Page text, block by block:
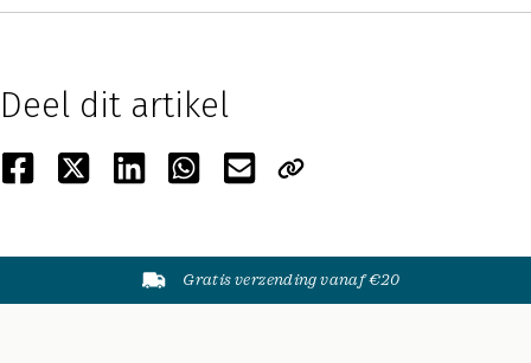
Deel dit artikel
Gratis verzending vanaf €20